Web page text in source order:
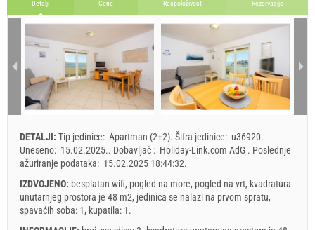
Detalji Cene Raspoloživost Rezervacije
DETALJI: Tip jedinice: Apartman (2+2). Šifra jedinice: u36920.
Uneseno: 15.02.2025.. Dobavljač : Holiday-Link.com AdG . Poslednje
ažuriranje podataka: 15.02.2025 18:44:32.
IZDVOJENO: besplatan wifi, pogled na more, pogled na vrt, kvadratura
unutarnjeg prostora je 48 m2, jedinica se nalazi na prvom spratu,
spavaćih soba: 1, kupatila: 1.